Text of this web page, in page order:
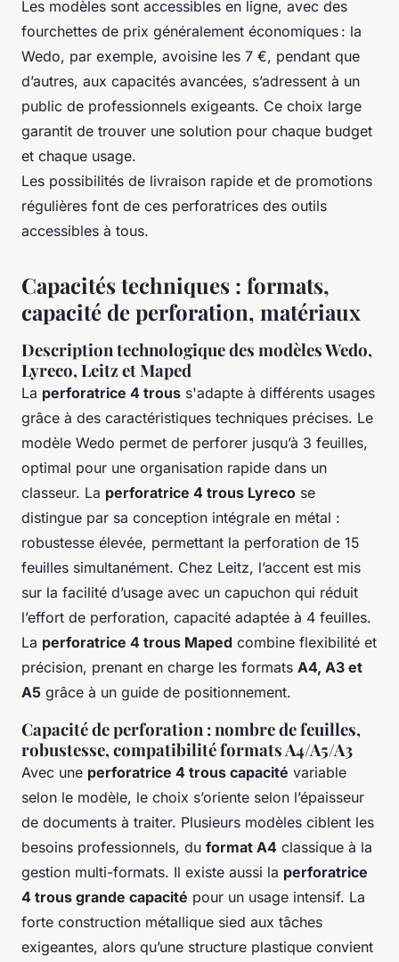
Les modèles sont accessibles en ligne, avec des
fourchettes de prix généralement économiques : la
Wedo, par exemple, avoisine les 7 €, pendant que
d’autres, aux capacités avancées, s’adressent à un
public de professionnels exigeants. Ce choix large
garantit de trouver une solution pour chaque budget
et chaque usage.
Les possibilités de livraison rapide et de promotions
régulières font de ces perforatrices des outils
accessibles à tous.
Capacités techniques : formats,
capacité de perforation, matériaux
Description technologique des modèles Wedo,
Lyreco, Leitz et Maped
La perforatrice 4 trous s'adapte à différents usages
grâce à des caractéristiques techniques précises. Le
modèle Wedo permet de perforer jusqu’à 3 feuilles,
optimal pour une organisation rapide dans un
classeur. La perforatrice 4 trous Lyreco se
distingue par sa conception intégrale en métal :
robustesse élevée, permettant la perforation de 15
feuilles simultanément. Chez Leitz, l’accent est mis
sur la facilité d’usage avec un capuchon qui réduit
l’effort de perforation, capacité adaptée à 4 feuilles.
La perforatrice 4 trous Maped combine flexibilité et
précision, prenant en charge les formats A4, A3 et
A5 grâce à un guide de positionnement.
Capacité de perforation : nombre de feuilles,
robustesse, compatibilité formats A4/A5/A3
Avec une perforatrice 4 trous capacité variable
selon le modèle, le choix s’oriente selon l’épaisseur
de documents à traiter. Plusieurs modèles ciblent les
besoins professionnels, du format A4 classique à la
gestion multi-formats. Il existe aussi la perforatrice
4 trous grande capacité pour un usage intensif. La
forte construction métallique sied aux tâches
exigeantes, alors qu’une structure plastique convient